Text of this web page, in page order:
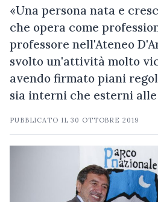
«Una persona nata e
che opera come
professore nell'Ateneo
svolto un'attività molto
avendo firmato piani
sia interni che esterni
PUBBLICATO IL30 OTTOBRE 2019